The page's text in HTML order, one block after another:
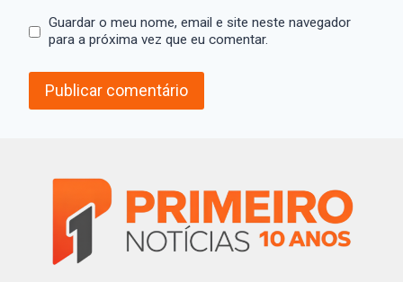
Guardar o meu nome, email e site neste navegador
para a próxima vez que eu comentar.